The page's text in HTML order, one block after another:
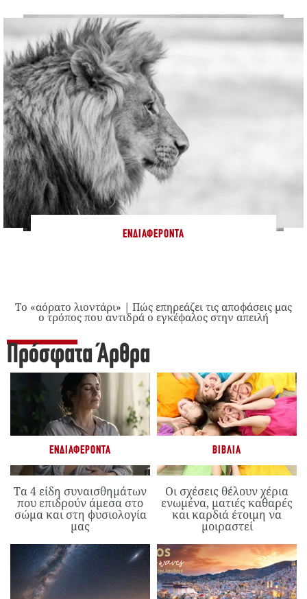
ΕΝΔΙΑΦΈΡΟΝΤΑ
Το «αόρατο λιοντάρι» | Πώς επηρεάζει τις αποφάσεις μας
ο τρόπος που αντιδρά ο εγκέφαλος στην απειλή
Πρόσφατα Άρθρα
ΕΝΔΙΑΦΈΡΟΝΤΑ
Τα 4 είδη συναισθημάτων
που επιδρούν άμεσα στο
σώμα και στη φυσιολογία
μας
ΒΙΒΛΊΑ
Οι σχέσεις θέλουν χέρια
ενωμένα, ματιές καθαρές
και καρδιά έτοιμη να
μοιραστεί